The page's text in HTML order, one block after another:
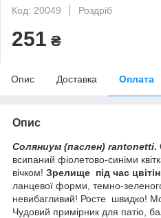
Код: 20049
Роздріб
251 ₴
Опис Доставка Оплата
Опис
Соляниум (паслен) rantonetti.
всипаний фіолетово-синіми
вічком! Зрелище під час
ланцевої форми, темно-
невибагливий! Росте швидко!
Чудовий примірник для патіо,